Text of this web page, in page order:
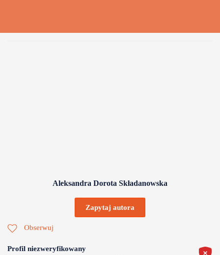
Aleksandra Dorota Składanowska
Zapytaj autora
Obserwuj
Profil niezweryfikowany